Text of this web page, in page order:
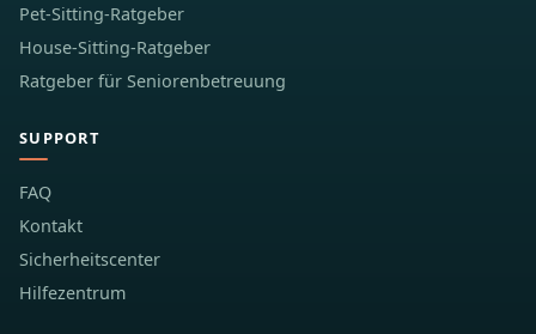
Pet-Sitting-Ratgeber
House-Sitting-Ratgeber
Ratgeber für Seniorenbetreuung
SUPPORT
FAQ
Kontakt
Sicherheitscenter
Hilfezentrum